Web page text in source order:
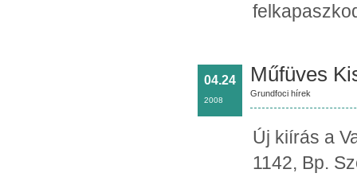
04.24
2008
Műfüves
Grundfoci hírek
Új kiírás a
1142, Bp.